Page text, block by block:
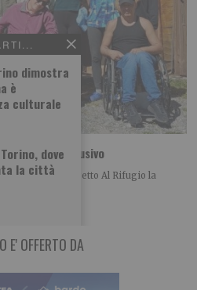
dimostra
è
culturale
dove
la città
rifugio inclusivo
di Torino al progetto Al Rifugio la
e
E' OFFERTO DA